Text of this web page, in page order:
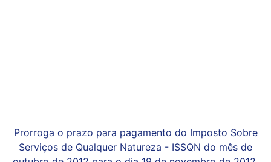
Prorroga o prazo para pagamento do Imposto Sobre
Serviços de Qualquer Natureza - ISSQN do mês de